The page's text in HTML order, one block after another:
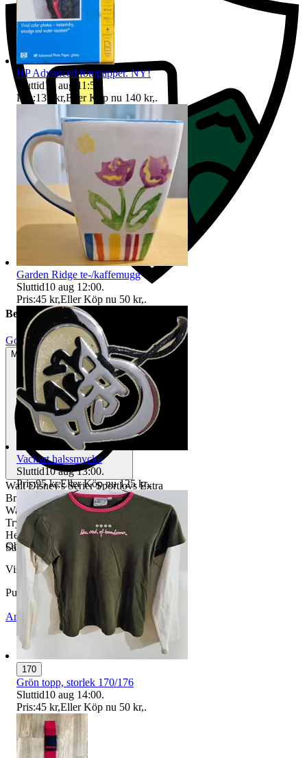
Beskrivning
Gott använt skick
Mindre tecken på användning
Walt Disney's Serier Sportlovs Extra
Bra skick
Walt Disney
Tryckt i Danmark 1974
Hemmets Journal AB
Samfrakt erbjudes!
Objektnr
738 064 650
Visningar 124
Publicerad 27 jun 16:16
Anmäl Sälj liknande
HP Advanced fotopapper. NY!
Sluttid10 aug 11:59
.
Pris:135 kr,Eller Köp nu 140 kr,.
Garden Ridge te-/kaffemugg
Sluttid10 aug 12:00.
Pris:45 kr,Eller Köp nu 50 kr,.
Vackert halssmycke
Sluttid10 aug 13:00.
Pris:95 kr,Eller Köp nu 125 kr,.
170
Grön topp, storlek 170/176
Sluttid10 aug 14:00.
Pris:45 kr,Eller Köp nu 50 kr,.